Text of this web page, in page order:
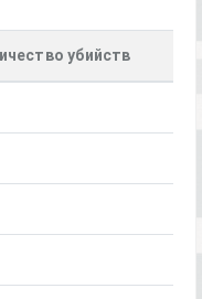
убийств